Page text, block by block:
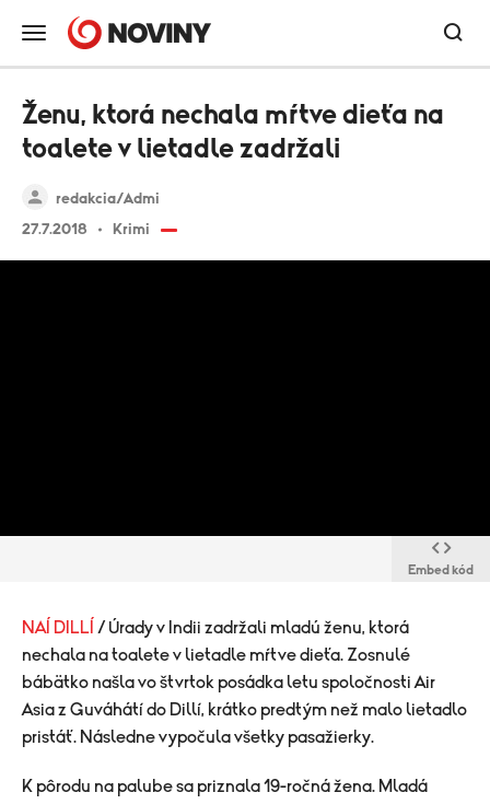
redakcia/Admi
27.7.2018
Krimi
Ženu, ktorá nechala mŕtve dieťa na
toalete v lietadle zadržali
Embed kód
NAÍ DILLÍ / Úrady v Indii zadržali mladú ženu, ktorá
nechala na toalete v lietadle mŕtve dieťa. Zosnulé
bábätko našla vo štvrtok posádka letu spoločnosti Air
Asia z Guváhátí do Dillí, krátko predtým než malo lietadlo
pristáť. Následne vypočula všetky pasažierky.
K pôrodu na palube sa priznala 19-ročná žena. Mladá